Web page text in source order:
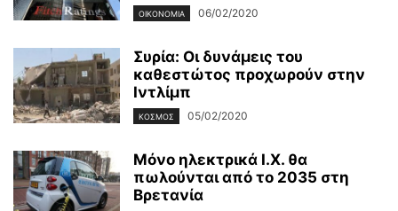
ΟΙΚΟΝΟΜΊΑ 06/02/2020
Συρία: Οι δυνάμεις του
καθεστώτος προχωρούν στην
Ιντλίμπ
ΚΌΣΜΟΣ 05/02/2020
Μόνο ηλεκτρικά Ι.Χ. θα
πωλούνται από το 2035 στη
Βρετανία